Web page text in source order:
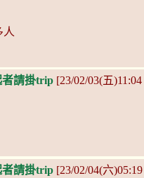
人
者請掛trip [23/02/03(五
者請掛trip [23/02/04(六